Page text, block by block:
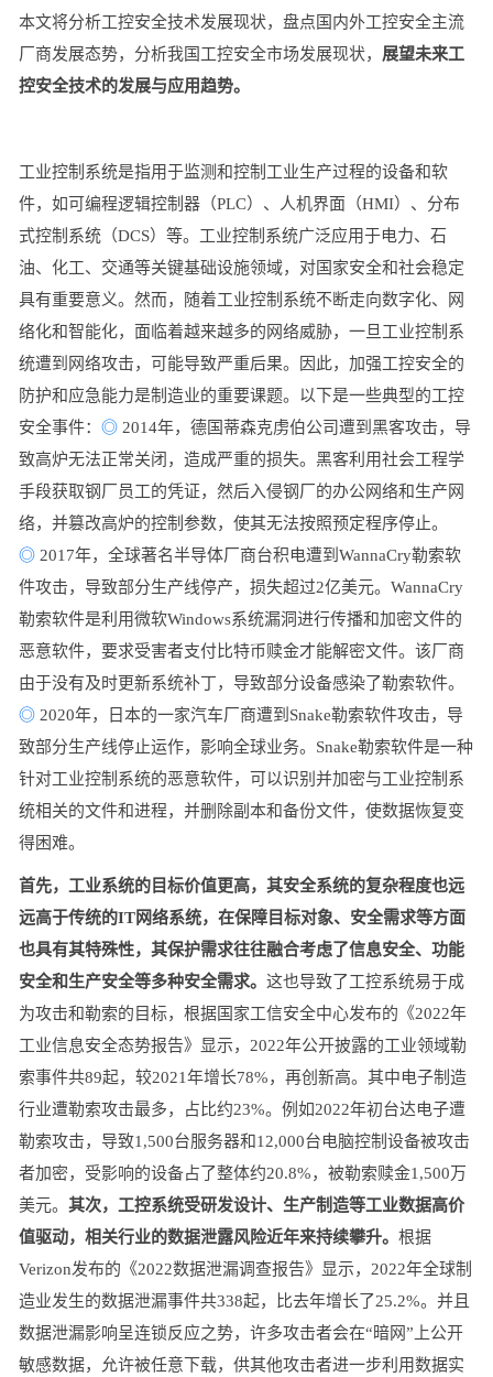
本文将分析工控安全技术发展现状，盘点国内外工控安全主流
厂商发展态势，分析我国工控安全市场发展现状， 展望未来工
控安全技术的发展与应用趋势。
工业控制系统是指用于监测和控制工业生产过程的设备和软
件，如可编程逻辑控制器（PLC）、人机界面（HMI）、分布
式控制系统（DCS）等。工业控制系统广泛应用于电力、石
油、化工、交通等关键基础设施领域，对国家安全和社会稳定
具有重要意义。然而，随着工业控制系统不断走向数字化、网
络化和智能化，面临着越来越多的网络威胁，一旦工业控制系
统遭到网络攻击，可能导致严重后果。因此，加强工控安全的
防护和应急能力是制造业的重要课题。 以下是一些典型的工控
安全事件： ◎ 2014年， 德国蒂森克虏伯公司遭到黑客攻击，导
致高炉无法正常关闭，造成严重的损失。黑客利用社会工程学
手段获取钢厂员工的凭证，然后入侵钢厂的办公网络和生产网
络，并篡改高炉的控制参数，使其无法按照预定程序停止。
◎ 2017年， 全球著名半导体厂商台积电遭到WannaCry勒索软
件攻击，导致部分生产线停产，损失超过2亿美元。WannaCry
勒索软件是利用微软Windows系统漏洞进行传播和加密文件的
恶意软件，要求受害者支付比特币赎金才能解密文件。该厂商
由于没有及时更新系统补丁，导致部分设备感染了勒索软件。
◎ 2020年，
日本的一家汽车厂商遭到Snake勒索软件攻击，导
致部分生产线停止运作，影响全球业务。Snake勒索软件是一种
针对工业控制系统的恶意软件，可以识别并加密与工业控制系
统相关的文件和进程，并删除副本和备份文件，使数据恢复变
得困难。
首先，工业系统的目标价值更高，其安全系统的复杂程度也远
远高于传统的IT网络系统，在保障目标对象、安全需求等方面
也具有其特殊性，其保护需求往往融合考虑了信息安全、功能
安全和生产安全等多种安全需求。 这也导致了工控系统易于成
为攻击和勒索的目标，根据国家工信安全中心发布的《2022年
工业信息安全态势报告》显示，2022年公开披露的工业领域勒
索事件共89起，较2021年增长78%，再创新高。其中电子制造
行业遭勒索攻击最多，占比约23%。例如2022年初台达电子遭
勒索攻击，导致1,500台服务器和12,000台电脑控制设备被攻击
者加密，受影响的设备占了整体约20.8%，被勒索赎金1,500万
美元。 其次，工控系统受研发设计、生产制造等工业数据高价
值驱动，相关行业的数据泄露风险近年来持续攀升。 根据
Verizon发布的《2022数据泄漏调查报告》显示，2022年全球制
造业发生的数据泄漏事件共338起，比去年增长了25.2%。并且
数据泄漏影响呈连锁反应之势，许多攻击者会在“暗网”上公开
敏感数据，允许被任意下载，供其他攻击者进一步利用数据实